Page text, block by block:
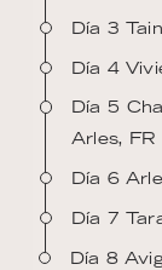
Día 3
Día 4
Día 5
Arles, FR
Día 6
Día 7
Día 8